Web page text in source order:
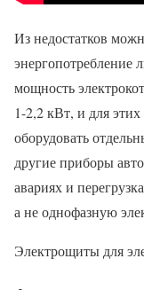
Из недостатков
энергопотребление
мощность
1-2,2 кВт, и для
оборудовать
другие приборы
авариях и
а не однофазную
Электрощиты для